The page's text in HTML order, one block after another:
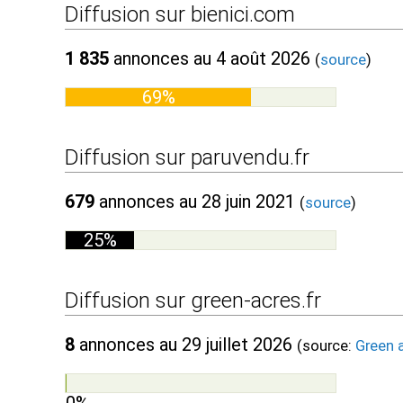
Diffusion sur bienici.com
1 835 annonces au 4 août 2026 (source)
69%
Diffusion sur paruvendu.fr
679 annonces au 28 juin 2021 (source)
25%
Diffusion sur green-acres.fr
8 annonces au 29 juillet 2026 (source: Green